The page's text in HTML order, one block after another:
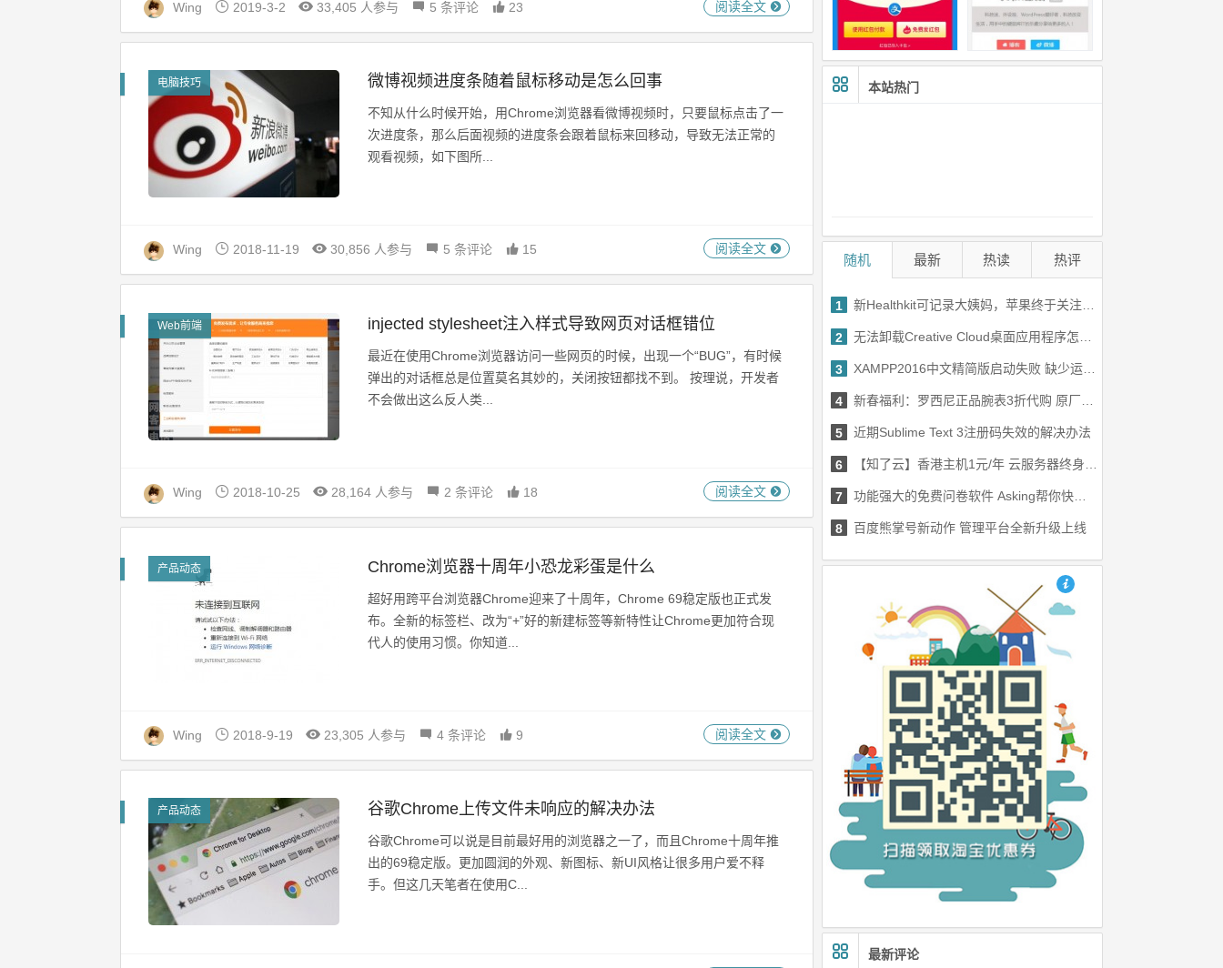
阅读全文
Wing 2019-3-2 33,405 人参与 5 条评论 23
电脑技巧 微博视频进度条随着鼠标移动是怎么回事
不知从什么时候开始，用Chrome浏览器看微博视频时，只要鼠标点击了一
次进度条，那么后面视频的进度条会跟着鼠标来回移动，导致无法正常的
观看视频，如下图所...
阅读全文
Wing 2018-11-19 30,856 人参与 5 条评论 15
Web前端 injected stylesheet注入样式导致网页对话框错位
最近在使用Chrome浏览器访问一些网页的时候，出现一个“BUG”，有时候
弹出的对话框总是位置莫名其妙的，关闭按钮都找不到。 按理说，开发者
不会做出这么反人类...
阅读全文
Wing 2018-10-25 28,164 人参与 2 条评论 18
产品动态 Chrome浏览器十周年小恐龙彩蛋是什么
超好用跨平台浏览器Chrome迎来了十周年，Chrome 69稳定版也正式发
布。全新的标签栏、改为“+”好的新建标签等新特性让Chrome更加符合现
代人的使用习惯。你知道...
阅读全文
Wing 2018-9-19 23,305 人参与 4 条评论 9
产品动态 谷歌Chrome上传文件未响应的解决办法
谷歌Chrome可以说是目前最好用的浏览器之一了，而且Chrome十周年推
出的69稳定版。更加圆润的外观、新图标、新UI风格让很多用户爱不释
手。但这几天笔者在使用C...
本站热门
随机 最新 热读 热评
1 新Healthkit可记录大姨妈，苹果终于关注女人了
2 无法卸载Creative Cloud桌面应用程序怎么办
3 XAMPP2016中文精简版启动失败 缺少运行库解决办法
4 新春福利：罗西尼正品腕表3折代购 原厂发货绝对正品
5 近期Sublime Text 3注册码失效的解决办法
6 【知了云】香港主机1元/年 云服务器终身半价
7 功能强大的免费问卷软件 Asking帮你快速收集意见
8 百度熊掌号新动作 管理平台全新升级上线
也想出现在这里？联系我们吧
最新评论